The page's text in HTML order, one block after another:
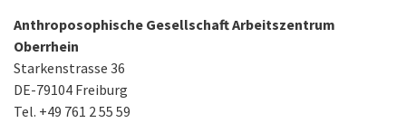
Anthroposophische Gesellschaft Arbeitszentrum
Oberrhein
Starkenstrasse 36
DE-79104 Freiburg
Tel. +49 761 2 55 59